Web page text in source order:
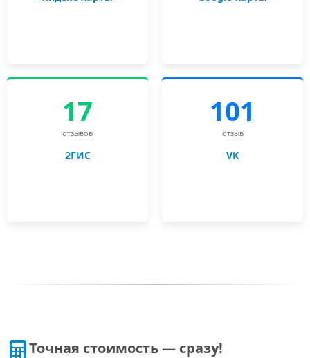
17
отзывов
2ГИС
101
отзыв
VK
Точная стоимость — сразу!